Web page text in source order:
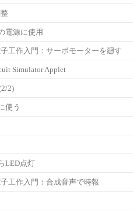
電源に使用
工作入門：サーボモーターを廻す
Simulator Applet
2)
使う
LED点灯
工作入門：合成音声で時報